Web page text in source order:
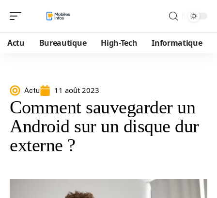
Actu Bureautique High-Tech Informatique
Actu 11 août 2023
Comment sauvegarder un
Android sur un disque dur
externe ?